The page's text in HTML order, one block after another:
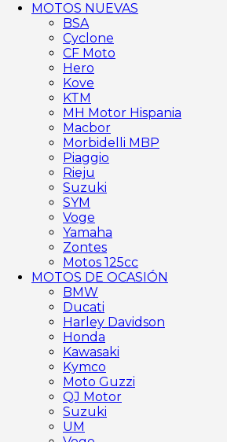
MOTOS NUEVAS
BSA
Cyclone
CF Moto
Hero
Kove
KTM
MH Motor Hispania
Macbor
Morbidelli MBP
Piaggio
Rieju
Suzuki
SYM
Voge
Yamaha
Zontes
Motos 125cc
MOTOS DE OCASIÓN
BMW
Ducati
Harley Davidson
Honda
Kawasaki
Kymco
Moto Guzzi
QJ Motor
Suzuki
UM